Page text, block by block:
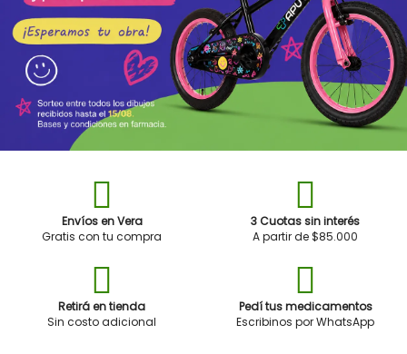
Envíos en Vera
Gratis con tu compra
3 Cuotas sin interés
A partir de $85.000
Retirá en tienda
Sin costo adicional
Pedí tus medicamentos
Escribinos por WhatsApp